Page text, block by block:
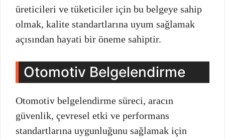
üreticileri ve tüketiciler için bu belgeye sahip
olmak, kalite standartlarına uyum sağlamak
açısından hayati bir öneme sahiptir.
Otomotiv Belgelendirme
Otomotiv belgelendirme süreci, aracın
güvenlik, çevresel etki ve performans
standartlarına uygunluğunu sağlamak için